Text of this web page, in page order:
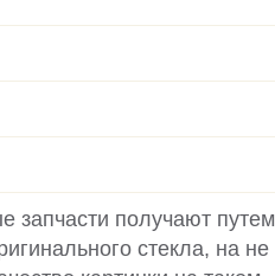
запчасти получают путем
стекла, на не